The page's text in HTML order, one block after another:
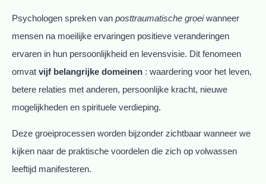
Psychologen spreken van posttraumatische groeiwanneer
mensen na moeilijke ervaringen positieve veranderingen
ervaren in hun persoonlijkheid en levensvisie. Dit fenomeen
omvat vijf belangrijke domeinen : waardering voor het leven,
betere relaties met anderen, persoonlijke kracht, nieuwe
mogelijkheden en spirituele verdieping.
Deze groeiprocessen worden bijzonder zichtbaar wanneer we
kijken naar de praktische voordelen die zich op volwassen
leeftijd manifesteren.